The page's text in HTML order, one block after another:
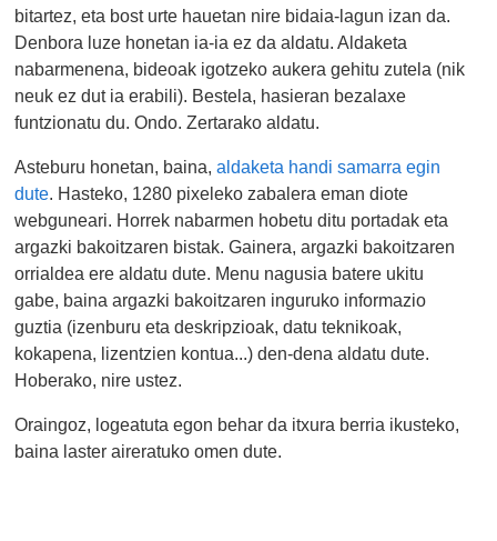
bitartez, eta bost urte hauetan nire bidaia-lagun izan da.
Denbora luze honetan ia-ia ez da aldatu. Aldaketa
nabarmenena, bideoak igotzeko aukera gehitu zutela (nik
neuk ez dut ia erabili). Bestela, hasieran bezalaxe
funtzionatu du. Ondo. Zertarako aldatu.
Asteburu honetan, baina,aldaketa handi samarra egin
dute. Hasteko, 1280 pixeleko zabalera eman diote
webguneari. Horrek nabarmen hobetu ditu portadak eta
argazki bakoitzaren bistak. Gainera, argazki bakoitzaren
orrialdea ere aldatu dute. Menu nagusia batere ukitu
gabe, baina argazki bakoitzaren inguruko informazio
guztia (izenburu eta deskripzioak, datu teknikoak,
kokapena, lizentzien kontua...) den-dena aldatu dute.
Hoberako, nire ustez.
Oraingoz, logeatuta egon behar da itxura berria ikusteko,
baina laster aireratuko omen dute.